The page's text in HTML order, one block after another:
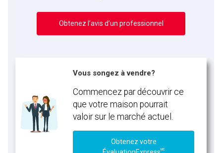
Obtenez l’avis d’un professionnel
Vous songez à vendre?
Commencez par découvrir ce
que votre maison pourrait
valoir sur le marché actuel.
Obtenez votre
MC